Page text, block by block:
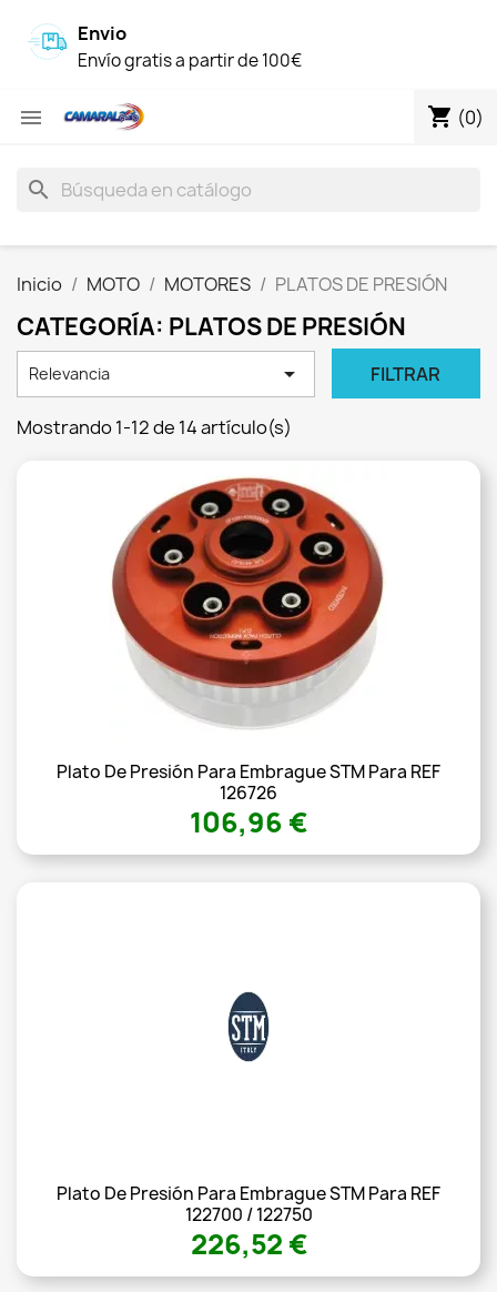
Envio
Envío gratis a partir de 100€
 shopping_cart (0)
search
Inicio MOTO MOTORES PLATOS DE PRESIÓN
CATEGORÍA: PLATOS DE PRESIÓN
Relevancia  FILTRAR
Mostrando 1-12 de 14 artículo(s)
Plato De Presión Para Embrague STM Para REF
126726
106,96 €
Plato De Presión Para Embrague STM Para REF
122700 / 122750
226,52 €